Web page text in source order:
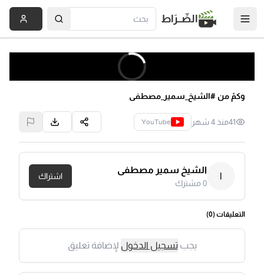
الصِّــرَاط
وكمً من #الشيخ_سمير_مصطفى
41منذ 4 شهر YouTube
ا
الشيخ سمير مصطفى
0مشترك
اشتراك
التعليقات (0
)
يجبتسجيل الدخول لإضافة تعليق